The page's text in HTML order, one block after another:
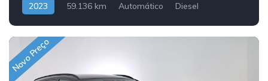
2023 59.136 km Automático
Diesel
Novo Preço